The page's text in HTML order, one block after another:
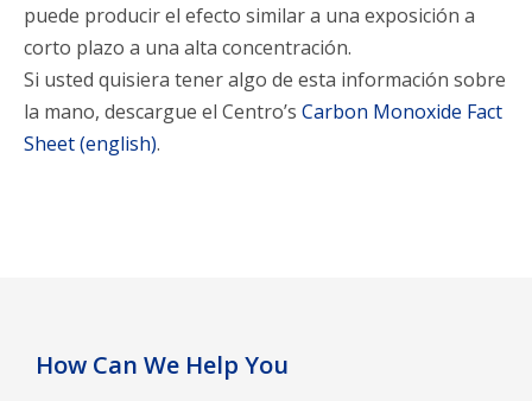
puede producir el efecto similar a una exposición a
corto plazo a una alta concentración.
Si usted quisiera tener algo de esta información sobre
la mano, descargue el Centro’s Carbon Monoxide Fact
Sheet (english).
How Can We Help You